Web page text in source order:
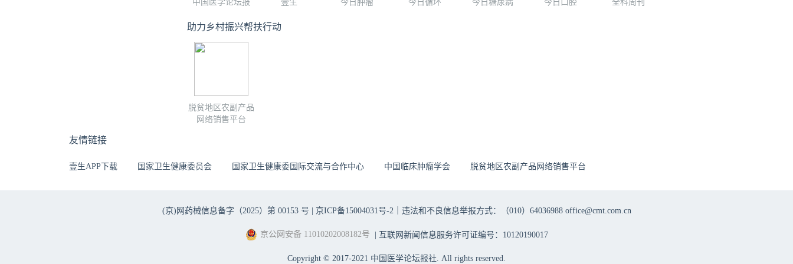
中国医学论坛报 壹生 今日肿瘤 今日循环 今日糖尿病 今日口腔 全科周刊
助力乡村振兴帮扶行动
脱贫地区农副产品
网络销售平台
友情链接
壹生APP下载 国家卫生健康委员会 国家卫生健康委国际交流与合作中心 中国临床肿瘤学会 脱贫地区农副产品网络销售平台
(京)网药械信息备字（2025）第 00153 号 | 京ICP备15004031号-2 ｜违法和不良信息举报方式：（010）64036988 office@cmt.com.cn
京公网安备 11010202008182号 | 互联网新闻信息服务许可证编号：10120190017
Copyright © 2017-2021 中国医学论坛报社. All rights reserved.